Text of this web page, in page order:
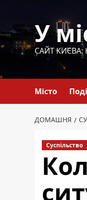
вмісту
У
САЙТ
Місто
ДОМАШНЯ
Суспільство